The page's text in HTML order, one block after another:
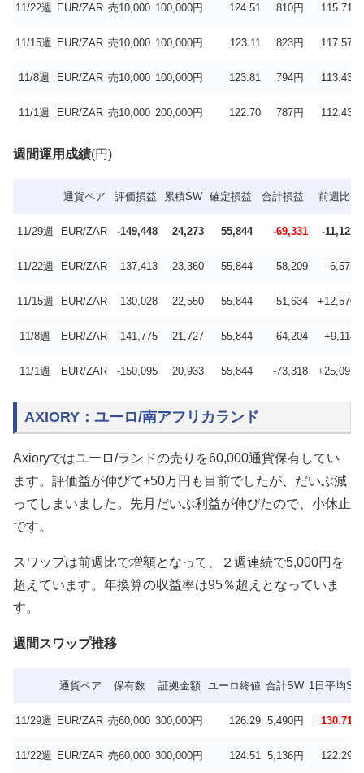
11/22週 EUR/ZAR 売10,000 100,000円 124.51 810円 115.71円
11/15週 EUR/ZAR 売10,000 100,000円 123.11 823円 117.57円
11/8週 EUR/ZAR 売10,000 100,000円 123.81 794円 113.43円
11/1週 EUR/ZAR 売10,000 200,000円 122.70 787円 112.43円
週間運用成績(円)
通貨ペア 評価損益 累積SW 確定損益 合計損益 前週比
11/29週 EUR/ZAR -149,448 24,273 55,844 -69,331 -11,122
11/22週 EUR/ZAR -137,413 23,360 55,844 -58,209 -6,575
11/15週 EUR/ZAR -130,028 22,550 55,844 -51,634 +12,570
11/8週 EUR/ZAR -141,775 21,727 55,844 -64,204 +9,114
11/1週 EUR/ZAR -150,095 20,933 55,844 -73,318 +25,091
AXIORY：ユーロ/南アフリカランド
Axioryではユーロ/ランドの売りを60,000通貨保有してい
ます。評価益が伸びて+50万円も目前でしたが、だいぶ減
ってしまいました。先月だいぶ利益が伸びたので、小休止
です。
スワップは前週比で増額となって、２週連続で5,000円を
超えています。年換算の収益率は95％超えとなっていま
す。
週間スワップ推移
通貨ペア 保有数 証拠金額 ユーロ終値 合計SW 1日平均SW
11/29週 EUR/ZAR 売60,000 300,000円 126.29 5,490円 130.71円
11/22週 EUR/ZAR 売60,000 300,000円 124.51 5,136円 122.29円